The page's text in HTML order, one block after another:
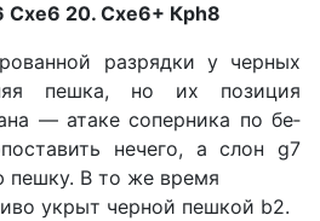
Сxe6 20. Сxe6+ Крh8
разрядки у черных
пешка, но их позиция
— атаке соперника по бе­
нечего, а слон g7
пешку. В то же время
укрыт черной пешкой b2.